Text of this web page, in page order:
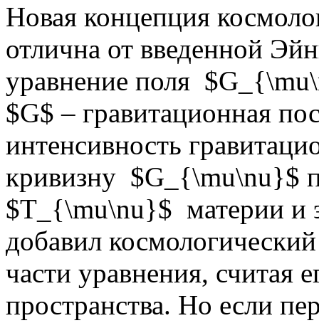
Новая концепция
отлична от введенной
уравнение поля
$G$ – гравитационная
интенсивность
кривизну $G_{\mu\nu}$
$T_{\mu\nu}$ материи и
добавил
части уравнения, считая
пространства. Но если